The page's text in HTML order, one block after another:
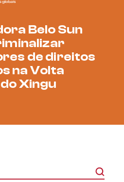
Belo Sun
de direitos
na Volta
Xingu